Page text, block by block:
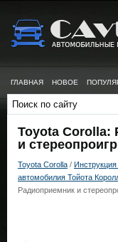
ГЛАВНАЯ НОВОЕ
Toyota Corolla:
и
Toyota Corolla /
автомобилия Тойота
Радиоприемник и